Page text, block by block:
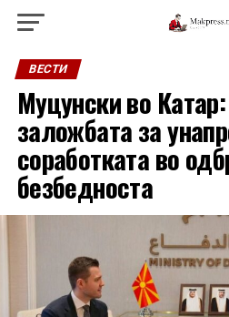
ВЕСТИ
Муцунски во
заложбата за
соработката во
безбедноста